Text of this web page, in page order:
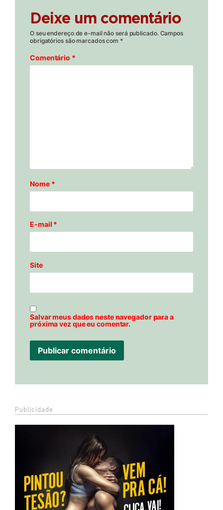
Deixe um comentário
O seu endereço de e-mail não será publicado. Campos
obrigatórios são marcados com *
Comentário *
Nome *
E-mail *
Site
Salvar meus dados neste navegador para a
próxima vez que eu comentar.
Publicidade